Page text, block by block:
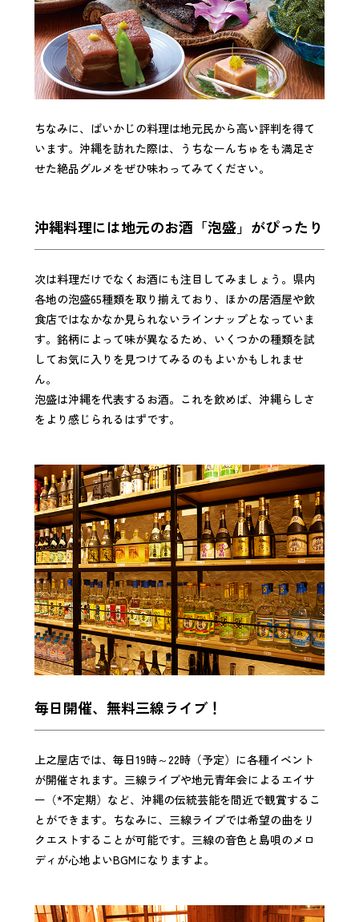
ちなみに、ぱいかじの料理は地元民から高い評判を得て
います。沖縄を訪れた際は、うちなーんちゅをも満足さ
せた絶品グルメをぜひ味わってみてください。
沖縄料理には地元のお酒「泡盛」がぴったり
次は料理だけでなくお酒にも注目してみましょう。県内
各地の泡盛65種類を取り揃えており、ほかの居酒屋や飲
食店ではなかなか見られないラインナップとなっていま
す。銘柄によって味が異なるため、いくつかの種類を試
してお気に入りを見つけてみるのもよいかもしれませ
ん。
泡盛は沖縄を代表するお酒。これを飲めば、沖縄らしさ
をより感じられるはずです。
毎日開催、無料三線ライブ！
上之屋店では、毎日19時～22時（予定）に各種イベント
が開催されます。三線ライブや地元青年会によるエイサ
ー（*不定期）など、沖縄の伝統芸能を間近で観賞するこ
とができます。ちなみに、三線ライブでは希望の曲をリ
クエストすることが可能です。三線の音色と島唄のメロ
ディが心地よいBGMになりますよ。